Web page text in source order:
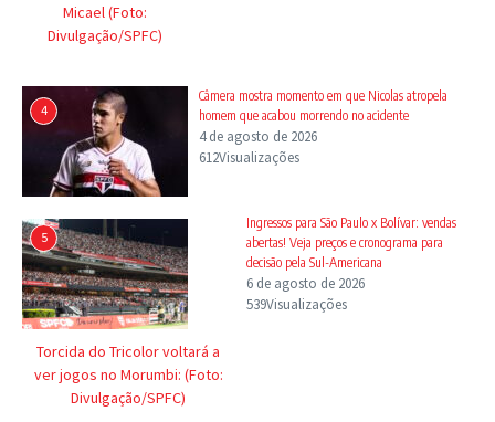
Micael (Foto:
Divulgação/SPFC)
4
Câmera mostra momento em que Nicolas atropela
homem que acabou morrendo no acidente
4 de agosto de 2026
612Visualizações
5
Torcida do Tricolor voltará a
ver jogos no Morumbi: (Foto:
Divulgação/SPFC)
Ingressos para São Paulo x Bolívar: vendas
abertas! Veja preços e cronograma para
decisão pela Sul-Americana
6 de agosto de 2026
539Visualizações